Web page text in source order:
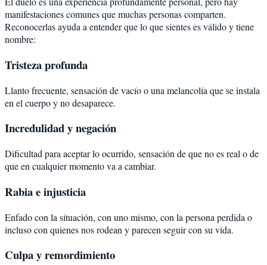
manifestaciones comunes que muchas personas comparten.
Reconocerlas ayuda a entender que lo que sientes es válido y tiene
nombre:
Tristeza profunda
Llanto frecuente, sensación de vacío o una melancolía que se instala
en el cuerpo y no desaparece.
Incredulidad y negación
Dificultad para aceptar lo ocurrido, sensación de que no es real o de
que en cualquier momento va a cambiar.
Rabia e injusticia
Enfado con la situación, con uno mismo, con la persona perdida o
incluso con quienes nos rodean y parecen seguir con su vida.
Culpa y remordimiento